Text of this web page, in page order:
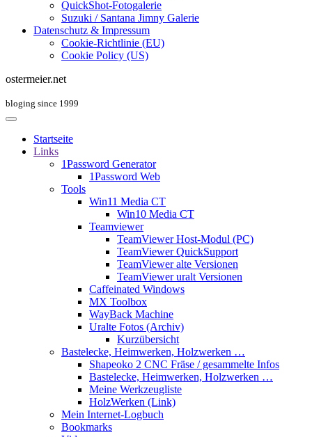
QuickShot-Fotogalerie
Suzuki / Santana Jimny Galerie
Datenschutz & Impressum
Cookie-Richtlinie (EU)
Cookie Policy (US)
ostermeier.net
bloging since 1999
Startseite
Links
1Password Generator
1Password Web
Tools
Win11 Media CT
Win10 Media CT
Teamviewer
TeamViewer Host-Modul (PC)
TeamViewer QuickSupport
TeamViewer alte Versionen
TeamViewer uralt Versionen
Caffeinated Windows
MX Toolbox
WayBack Machine
Uralte Fotos (Archiv)
Kurzübersicht
Bastelecke, Heimwerken, Holzwerken …
Shapeoko 2 CNC Fräse / gesammelte Infos
Bastelecke, Heimwerken, Holzwerken …
Meine Werkzeugliste
HolzWerken (Link)
Mein Internet-Logbuch
Bookmarks